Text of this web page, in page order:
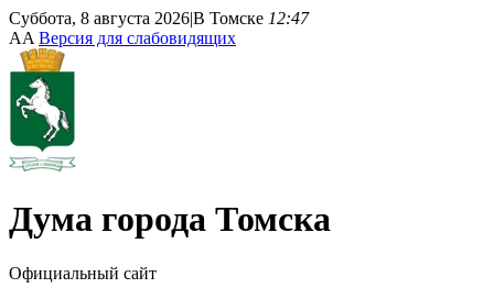
Суббота, 8 августа 2026|В Томске 12:47
AA Версия для слабовидящих
Дума города Томска
Официальный сайт